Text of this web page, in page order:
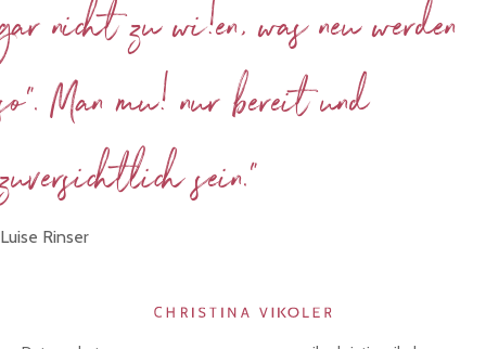
gar nicht zu wi!en, was neu werden
so". Man mu! nur bereit und
zuversichtlich sein."
Luise Rinser